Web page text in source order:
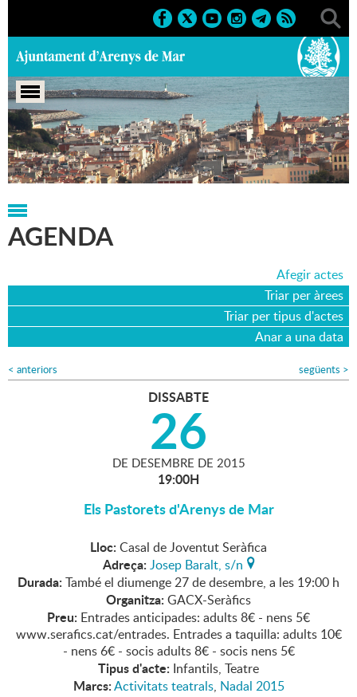
Portada > Agenda > 26-12-2015
AGENDA
Afegir actes
Triar per àrees
Triar per tipus d'actes
Anar a una data
< anteriors següents >
DISSABTE
26
DE DESEMBRE DE 2015
19:00H
Els Pastorets d'Arenys de Mar
Lloc: Casal de Joventut Seràfica
Adreça: Josep Baralt, s/n
Durada: També el diumenge 27 de desembre, a les 19:00 h
Organitza: GACX-Seràfics
Preu: Entrades anticipades: adults 8€ - nens 5€
www.serafics.cat/entrades. Entrades a taquilla: adults 10€
- nens 6€ - socis adults 8€ - socis nens 5€
Tipus d'acte: Infantils, Teatre
Marcs:Activitats teatrals, Nadal 2015